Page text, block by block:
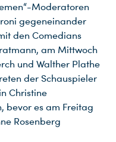
Moderatoren
gegeneinander
den Comedians
am Mittwoch
und Walther Plathe
der Schauspieler
Christine
bevor es am Freitag
Rosenberg